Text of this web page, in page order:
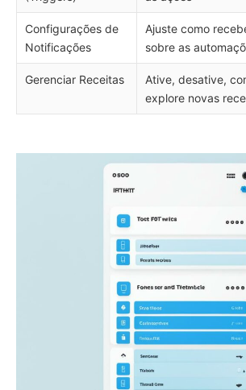
Configurações de
Notificações
Ajuste como
sobre as
Gerenciar Receitas
Ative, desative,
explore novas